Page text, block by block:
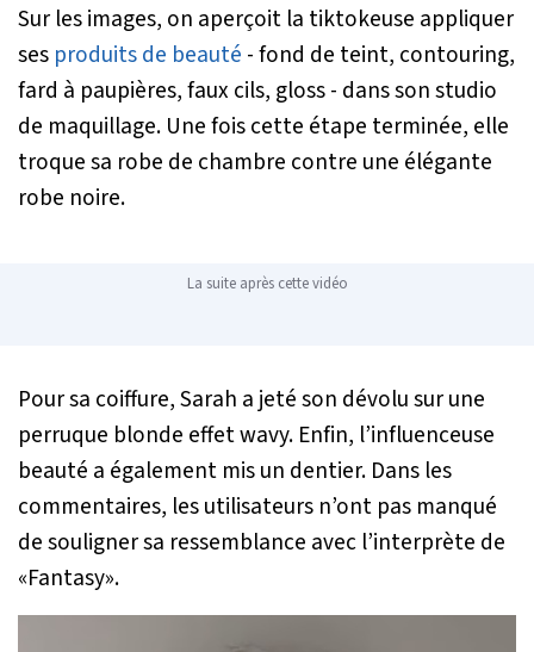
Sur les images, on aperçoit la tiktokeuse appliquer
ses produits de beauté - fond de teint, contouring,
fard à paupières, faux cils, gloss - dans son studio
de maquillage. Une fois cette étape terminée, elle
troque sa robe de chambre contre une élégante
robe noire.
La suite après cette vidéo
Pour sa coiffure, Sarah a jeté son dévolu sur une
perruque blonde effet wavy. Enfin, l’influenceuse
beauté a également mis un dentier. Dans les
commentaires, les utilisateurs n’ont pas manqué
de souligner sa ressemblance avec l’interprète de
«Fantasy».